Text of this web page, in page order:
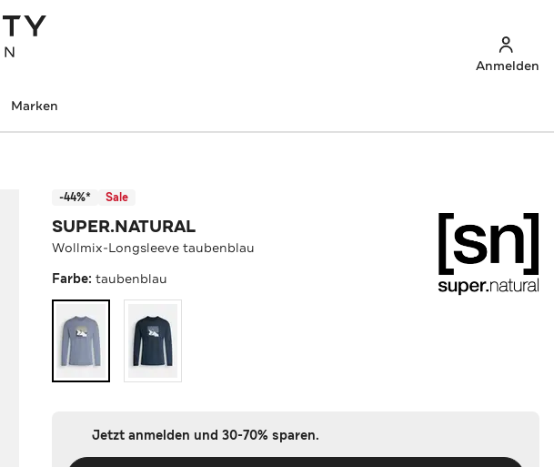
Anmelden
Marken
-44%* Sale
SUPER.NATURAL
Wollmix-Longsleeve taubenblau
Farbe:taubenblau
Jetzt anmelden und 30-70% sparen.